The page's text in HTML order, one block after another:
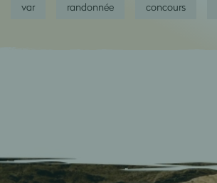
var randonnée concours